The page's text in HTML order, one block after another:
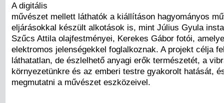
A digitális
művészet mellett láthatók a kiállításon hagyományos
eljárásokkal készült alkotások is, mint Július Gyula
Szűcs Attila olajfestményei, Kerekes Gábor fotói,
elektromos jelenségekkel foglalkoznak. A projekt célja
láthatatlan, de észlelhető anyagi erők természetét, a
környezetünkre és az emberi testre gyakorolt hatását,
megmutatni a művészet eszközeivel.